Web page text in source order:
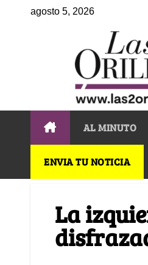
agosto 5, 2026
AL MINUTO
ENVIA TU NOTICIA
La